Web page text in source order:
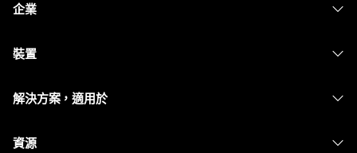
企業
裝置
解決方案，適用於
資源